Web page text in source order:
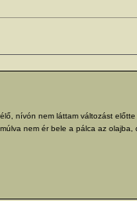
nívón nem láttam változást
nem ér bele a pálca az